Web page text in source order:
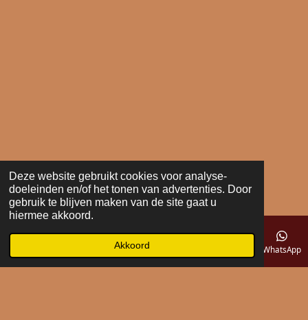
Deze website gebruikt cookies voor analyse-
doeleinden en/of het tonen van advertenties. Door
gebruik te blijven maken van de site gaat u
hiermee akkoord.
Akkoord
Telefoonnummer WhatsApp